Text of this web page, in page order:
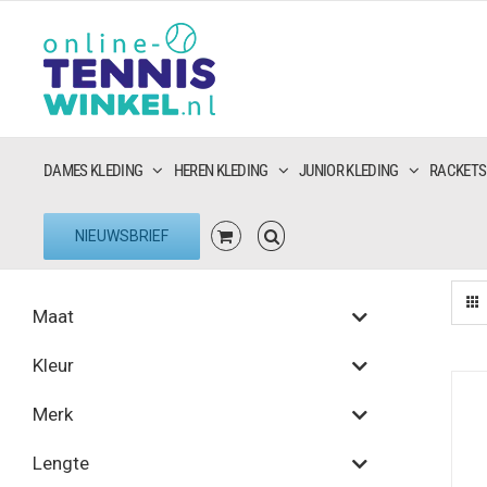
inhoud
DAMES KLEDING HEREN KLEDING JUNIOR KLEDING RACKETS
NIEUWSBRIEF
Maat
Kleur
Merk
Lengte